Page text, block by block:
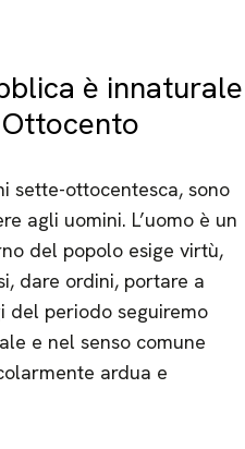
è innaturale
sette-ottocentesca, sono
agli uomini. L’uomo è un
del popolo esige virtù,
dare ordini, portare a
del periodo seguiremo
e nel senso comune
ardua e